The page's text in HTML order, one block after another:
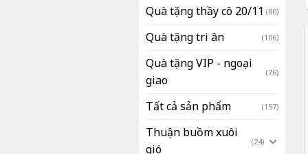
Quà tặng thầy cô 20/11 (80)
Quà tặng tri ân (106)
Quà tặng VIP - ngoại
giao
(76)
Tất cả sản phẩm (157)
Thuận buồm xuôi
gió
(24)